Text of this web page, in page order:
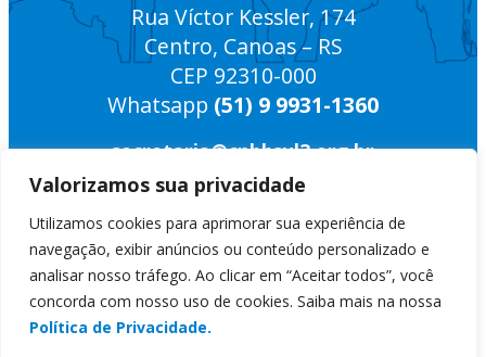
Valorizamos sua privacidade
Utilizamos cookies para aprimorar sua experiência de
navegação, exibir anúncios ou conteúdo personalizado e
analisar nosso tráfego. Ao clicar em “Aceitar todos”, você
concorda com nosso uso de cookies. Saiba mais na nossa
Política de Privacidade.
Rua Víctor Kessler, 174
Centro, Canoas – RS
CEP 92310-000
Whatsapp (51) 9 9931-1360
secretaria@cnbbsul3.org.br
Facebook
Youtube Instagram
© Copyright 2025 CNBB Sul 3